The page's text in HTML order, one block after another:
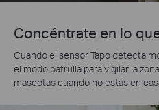
Concéntrate en lo
Cuando el sensor Tapo detecta
el modo patrulla para vigilar la
mascotas cuando no estás en